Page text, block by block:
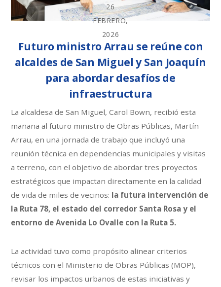
26
FEBRERO,
2026
Futuro ministro Arrau se reúne con
alcaldes de San Miguel y San Joaquín
para abordar desafíos de
infraestructura
La alcaldesa de San Miguel, Carol Bown, recibió esta
mañana al futuro ministro de Obras Públicas, Martín
Arrau, en una jornada de trabajo que incluyó una
reunión técnica en dependencias municipales y visitas
a terreno, con el objetivo de abordar tres proyectos
estratégicos que impactan directamente en la calidad
de vida de miles de vecinos: la futura intervención de
la Ruta 78, el estado del corredor Santa Rosa y el
entorno de Avenida Lo Ovalle con la Ruta 5.
La actividad tuvo como propósito alinear criterios
técnicos con el Ministerio de Obras Públicas (MOP),
revisar los impactos urbanos de estas iniciativas y